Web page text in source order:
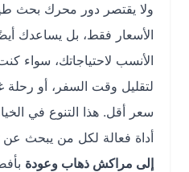
ولا يقتصر دور محرك بحث
الأسعار فقط، بل يساعدك أيضًا على
الأنسب لاحتياجاتك، سواء كنت
لتقليل وقت السفر، أو رحلة غير
سعر أقل. هذا التنوع في
أداة فعالة لكل من يبحث عن
إلى مراكش ذهاب وعودةبأفضل